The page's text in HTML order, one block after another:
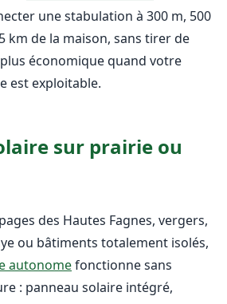
une stabulation à 300 m, 500
km de la maison, sans tirer de
économique quand votre
est exploitable.
sur prairie ou
des Hautes Fagnes, vergers,
ou bâtiments totalement isolés,
autonomefonctionne sans
: panneau solaire intégré,